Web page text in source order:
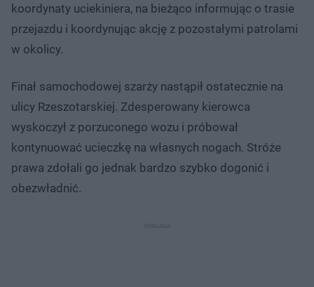
koordynaty uciekiniera, na bieżąco informując o trasie
przejazdu i koordynując akcję z pozostałymi patrolami
w okolicy.
Finał samochodowej szarży nastąpił ostatecznie na
ulicy Rzeszotarskiej. Zdesperowany kierowca
wyskoczył z porzuconego wozu i próbował
kontynuować ucieczkę na własnych nogach. Stróże
prawa zdołali go jednak bardzo szybko dogonić i
obezwładnić.